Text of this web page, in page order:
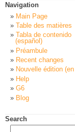
Navigation
Main Page
Table des matières
Tabla de contenido
(español)
Préambule
Recent changes
Nouvelle édition
Help
G6
Blog
Search